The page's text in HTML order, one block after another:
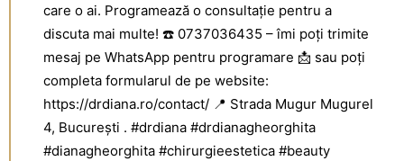
care o ai. Programează o consultație pentru a
discuta mai multe! ☎️ 0737036435 – îmi poți trimite
mesaj pe WhatsApp pentru programare 📩 sau poți
completa formularul de pe website:
https://drdiana.ro/contact/ 📍 Strada Mugur Mugurel
4, București . #drdiana #drdianagheorghita
#dianagheorghita #chirurgieestetica #beauty